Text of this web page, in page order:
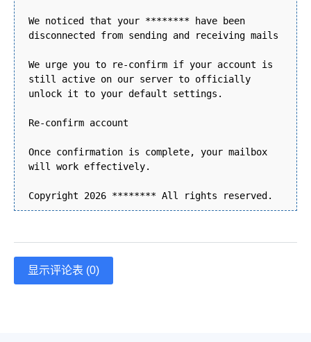
We noticed that your ******** have been
disconnected from sending and receiving mails
We urge you to re-confirm if your account is
still active on our server to officially
unlock it to your default settings.
Re-confirm account
Once confirmation is complete, your mailbox
will work effectively.
Copyright 2026 ******** All rights reserved.
显示评论表 (0)